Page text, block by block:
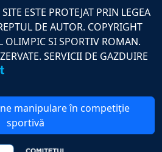
ESTE PROTEJAT PRIN LEGEA
DE AUTOR. COPYRIGHT
SI SPORTIV ROMAN.
SERVICII DE GAZDUIRE
manipulare în competiție
sportivă